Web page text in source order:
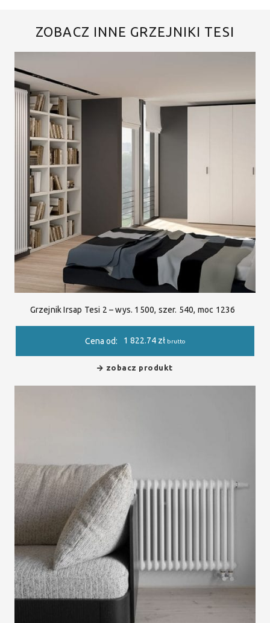
ZOBACZ INNE GRZEJNIKI TESI
Grzejnik Irsap Tesi 2 – wys. 1500, szer. 540, moc 1236
Cena od: 1 822.74 zł brutto
zobacz produkt